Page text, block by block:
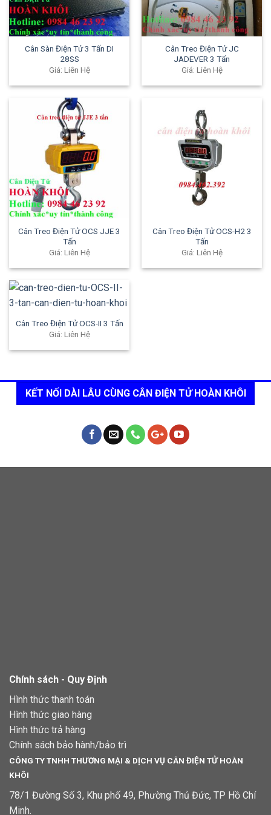
Cân Sàn Điện Tử 3 Tấn DI
28SS
Giá: Liên Hệ
Cân Treo Điện Tử JC
JADEVER 3 Tấn
Giá: Liên Hệ
Cân Treo Điện Tử OCS JJE 3
Tấn
Giá: Liên Hệ
Cân Treo Điện Tử OCS-H2 3
Tấn
Giá: Liên Hệ
Cân Treo Điện Tử OCS-II 3 Tấn
Giá: Liên Hệ
KẾT NỐI DÀI LÂU CÙNG CÂN ĐIỆN TỬ HOÀN KHÔI
Chính sách - Quy Định
Hình thức thanh toán
Hình thức giao hàng
Hình thức trả hàng
Chính sách bảo hành/bảo trì
CÔNG TY TNHH THƯƠNG MẠI & DỊCH VỤ CÂN ĐIỆN TỬ HOÀN
KHÔI
78/1 Đường Số 3, Khu phố 49, Phường Thủ Đức, TP Hồ Chí
Minh.